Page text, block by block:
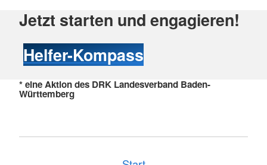
Jetzt starten und engagieren!
Helfer-Kompass
* eine Aktion des DRK Landesverband Baden-
Württemberg